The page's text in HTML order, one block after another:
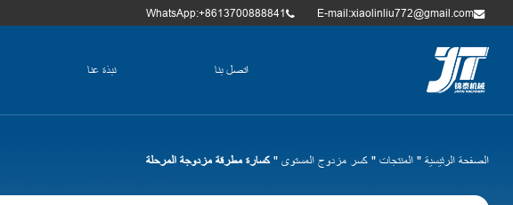
E-mail:xiaolinliu772@gmail.com
WhatsApp:+8613700888841
نبذة عنا اتصل بنا
الصفحة الرئيسية" المنتجات" كسر مزدوج المستوى" كسارة مطرقة مزدوجة المرحلة